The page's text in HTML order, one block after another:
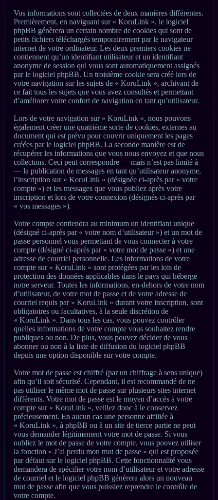
Vos informations sont collectées de deux manières différentes.
Premièrement, en naviguant sur « KoruLink », le logiciel
phpBB génèrera un certain nombre de cookies qui sont de
petits fichiers téléchargés temporairement par le navigateur
internet de votre ordinateur. Les deux premiers cookies ne
contiennent qu’un identifiant utilisateur et un identifiant
anonyme de session qui vous sont automatiquement assignés
par le logiciel phpBB. Un troisième cookie sera créé lors de
votre navigation sur les sujets de « KoruLink », archivant de
ce fait tous les sujets que vous avez consultés et permettant
d’améliorer votre confort de navigation en tant qu’utilisateur.
Lors de votre navigation sur « KoruLink », nous pouvons
également créer une quatrième sorte de cookies, externes au
document qui est prévu pour couvrir uniquement les pages
créées par le logiciel phpBB. La seconde manière est de
récupérer les informations que vous nous envoyez et que nous
collectons. Ceci peut correspondre — mais n’est pas limité à
— la publication de messages en tant qu’utilisateur anonyme,
l’inscription sur « KoruLink » (désignée ci-après par « votre
compte ») et les messages que vous publiez après votre
inscription et lors de votre connexion (désignés ci-après par
« vos messages »).
Votre compte contiendra au minimum un identifiant unique
(désigné ci-après par « votre nom d’utilisateur ») et un mot de
passe personnel vous permettant de vous connecter à votre
compte (désigné ci-après par « votre mot de passe ») et une
adresse de courriel personnelle. Les informations de votre
compte sur « KoruLink » sont protégées par les lois de
protection des données applicables dans le pays qui héberge
notre serveur. Toutes les informations, en-dehors de votre nom
d’utilisateur, de votre mot de passe et de votre adresse de
courriel requis par « KoruLink » durant votre inscription, sont
obligatoires ou facultatives, à la seule discrétion de
« KoruLink ». Dans tous les cas, vous pouvez contrôler
quelles informations de votre compte vous souhaitez rendre
publiques ou non. De plus, vous pouvez décider de vous
abonner ou non à la liste de diffusion du logiciel phpBB
depuis une option disponible sur votre compte.
Votre mot de passe est chiffré (par un chiffrage à sens unique)
afin qu’il soit sécurisé. Cependant, il est recommandé de ne
pas utiliser le même mot de passe sur plusieurs sites internet
différents. Votre mot de passe est le moyen d’accès à votre
compte sur « KoruLink », veillez donc à le conservez
précieusement. En aucun cas une personne affiliée à
« KoruLink », à phpBB ou à un site de tierce partie ne peut
vous demander légitimement votre mot de passe. Si vous
oubliez le mot de passe de votre compte, vous pouvez utiliser
la fonction « J’ai perdu mon mot de passe » qui est proposée
par défaut sur le logiciel phpBB. Cette fonctionnalité vous
demandera de spécifier votre nom d’utilisateur et votre adresse
de courriel et le logiciel phpBB générera alors un nouveau
mot de passe afin que vous puissiez reprendre le contrôle de
votre compte.